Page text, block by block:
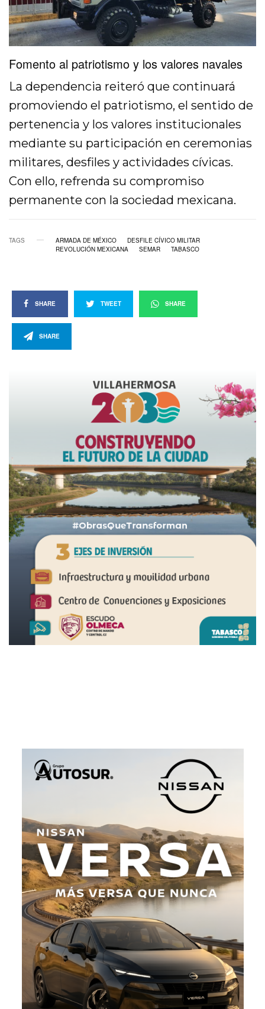
Fomento al patriotismo y los valores navales
La dependencia reiteró que continuará
promoviendo el patriotismo, el sentido de
pertenencia y los valores institucionales
mediante su participación en ceremonias
militares, desfiles y actividades cívicas.
Con ello, refrenda su compromiso
permanente con la sociedad mexicana.
TAGS ARMADA DE MÉXICO
DESFILE CÍVICO MILITAR
REVOLUCIÓN MEXICANA
SEMAR TABASCO
SHARE TWEET SHARE
SHARE